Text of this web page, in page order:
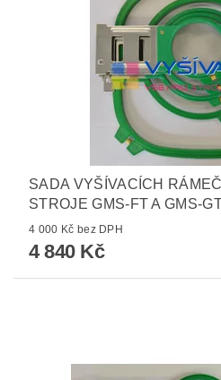
SADA VYŠÍVACÍCH
STROJE GMS-FT A GMS-
4 000 Kč bez DPH
4 840 Kč